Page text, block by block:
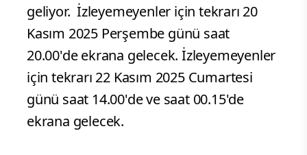
geliyor. İzleyemeyenler için tekrarı 20
Kasım 2025 Perşembe günü saat
20.00'de ekrana gelecek. İzleyemeyenler
için tekrarı 22 Kasım 2025 Cumartesi
günü saat 14.00'de ve saat 00.15'de
ekrana gelecek.